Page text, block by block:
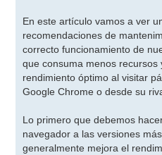
En este artículo vamos a ver
recomendaciones de
correcto funcionamiento de
que consuma menos
rendimiento óptimo al visitar
Google Chrome o desde su
Lo primero que debemos
navegador a las versiones
generalmente mejora el